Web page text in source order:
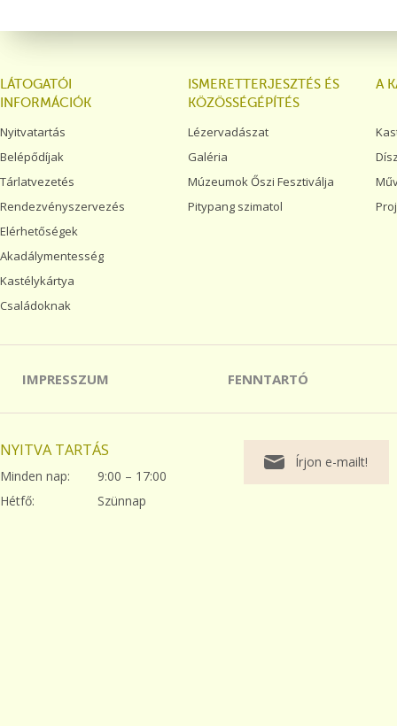
LÁTOGATÓI
INFORMÁCIÓK
Nyitvatartás
Belépődíjak
Tárlatvezetés
Rendezvényszervezés
Elérhetőségek
Akadálymentesség
Kastélykártya
Családoknak
ISMERETTERJESZTÉS ÉS
KÖZÖSSÉGÉPÍTÉS
Lézervadászat
Galéria
Múzeumok Őszi Fesztiválja
Pitypang szimatol
A
IMPRESSZUM FENNTARTÓ
NYITVA TARTÁS
Minden nap:
9:00 – 17:00
Hétfő:
Szünnap
Írjon e-mailt!